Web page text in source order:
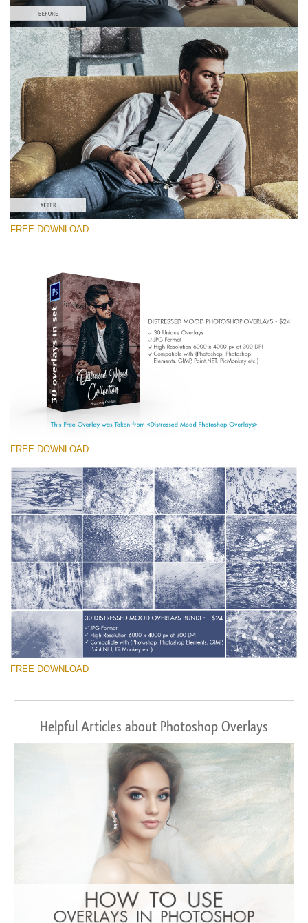
Bitte wählen Sie
Free Photoshop Overlay #2
Small 800*533px
Distressed Mood
(30 Overlays)
Large 6000*4000px
Entire Collection
(1783 Overlays)
Large 6000*4000px
Kostenloser Download
FREE DOWNLOAD
FREE DOWNLOAD
FREE DOWNLOAD
Helpful Articles about Photoshop Overlays